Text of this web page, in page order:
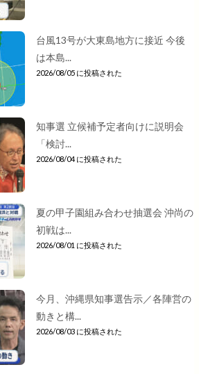
台風13号が大東島地方に接近 今後
は本島...
2026/08/05 に投稿された
知事選 立候補予定者向けに説明会
「検討...
2026/08/04 に投稿された
夏の甲子園組み合わせ抽選会 沖尚の
初戦は...
2026/08/01 に投稿された
今月、沖縄県知事選告示／各陣営の
動きと構...
2026/08/03 に投稿された